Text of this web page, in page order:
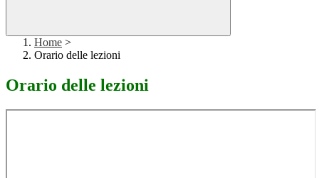
Home >
Orario delle lezioni
Orario delle lezioni